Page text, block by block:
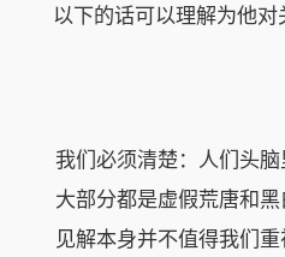
以下的话可以理解为他对
我们必须清楚：人们头
大部分都是虚假荒唐和
见解本身并不值得我们